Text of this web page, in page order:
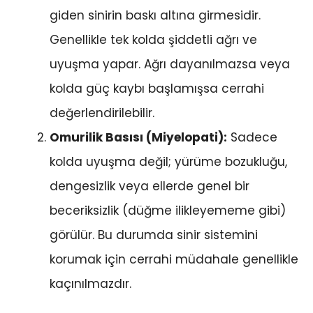
giden sinirin baskı altına girmesidir.
Genellikle tek kolda şiddetli ağrı ve
uyuşma yapar. Ağrı dayanılmazsa veya
kolda güç kaybı başlamışsa cerrahi
değerlendirilebilir.
Omurilik Basısı (Miyelopati): Sadece
kolda uyuşma değil; yürüme bozukluğu,
dengesizlik veya ellerde genel bir
beceriksizlik (düğme ilikleyememe gibi)
görülür. Bu durumda sinir sistemini
korumak için cerrahi müdahale genellikle
kaçınılmazdır.